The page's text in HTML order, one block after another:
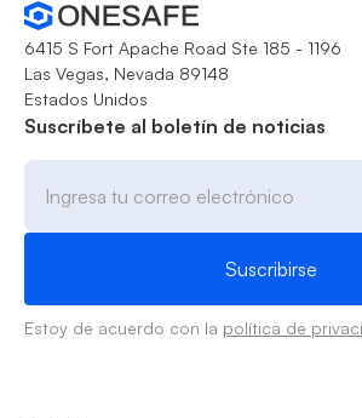
6415 S Fort Apache Road Ste 185 - 1196
Las Vegas, Nevada 89148
Estados Unidos
Suscríbete al boletín de noticias
Estoy de acuerdo con la política de